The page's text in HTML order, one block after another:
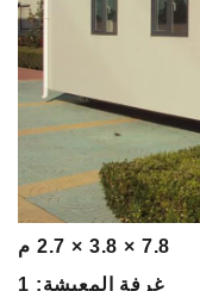
7.8 × 3.8 × 2.7 م
غرفة المعيشة: 1